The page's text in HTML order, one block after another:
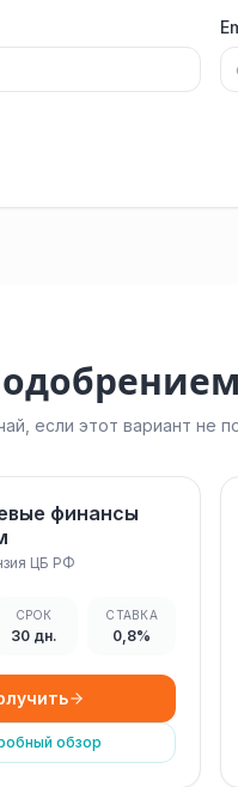
если этот вариант не
финансы
ЦБ РФ
СРОК
30 дн.
СТАВКА
0,8%
обзор